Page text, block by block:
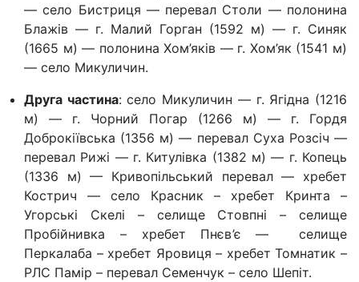
— село Бистриця — перевал Столи — полонина
Блажів — г. Малий Горган (1592 м) — г. Синяк
(1665 м) — полонина Хом’яків — г. Хом’як (1541 м)
— село Микуличин.
Друга частина: село Микуличин — г. Ягідна (1216
м) — г. Чорний Погар (1266 м) — г. Гордя
Доброкіївська (1356 м) — перевал Суха Розсіч —
перевал Рижі — г. Китулівка (1382 м) — г. Копець
(1336 м) — Кривопільський перевал — хребет
Кострич — село Красник – хребет Кринта –
Угорські Скелі – селище Стовпні – селище
Пробійнивка – хребет Пнєв’є — селище
Перкалаба – хребет Яровиця – хребет Томнатик –
РЛС Памір – перевал Семенчук – село Шепіт.